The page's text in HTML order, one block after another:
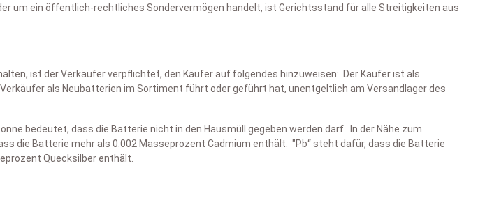
um ein öffentlich-rechtliches Sondervermögen handelt, ist Gerichtsstand für alle Streitigkeiten aus
ist der Verkäufer verpflichtet, den Käufer auf folgendes hinzuweisen: Der Käufer ist als
als Neubatterien im Sortiment führt oder geführt hat, unentgeltlich am Versandlager des
bedeutet, dass die Batterie nicht in den Hausmüll gegeben werden darf. In der Nähe zum
die Batterie mehr als 0.002 Masseprozent Cadmium enthält. "Pb“ steht dafür, dass die Batterie
Quecksilber enthält.